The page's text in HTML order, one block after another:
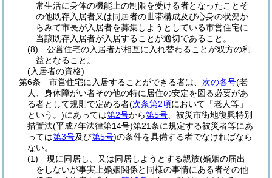
常生活に身体の機能上の制限を受ける者となったことそ
の他既存入居者又は同居者の世帯構成及び心身の状況か
らみて市長が入居者を募集しようとしている市営住宅に
当該既存入居者が入居することが適切であること。
(8)
公営住宅の入居者が相互に入れ替わることが双方の利
益となること。
(入居者の資格)
第6条
市営住宅に入居することができる者は、 次の各号(老
人、身体障がい者その他の特に居住の安定を図る必要があ
る者として規則で定める者(次条第2項において「老人等」
という。)にあっては第2号から第5号 、被災市街地復興特別
措置法(平成7年法律第14号)第21条に規定する被災者等にあ
っては第3号及び第5号)の条件を具備する者でなければなら
ない。
(1)
現に同居し、又は同居しようとする親族(婚姻の届出
をしないが事実上婚姻関係と同様の事情にある者その他